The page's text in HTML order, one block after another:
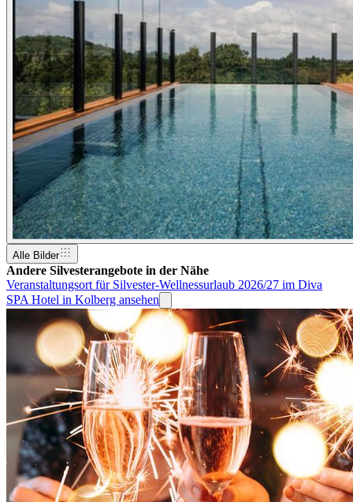
Alle Bilder
Andere Silvesterangebote in der Nähe
Veranstaltungsort für Silvester-Wellnessurlaub 2026/27 im Diva
SPA Hotel in Kolberg ansehen